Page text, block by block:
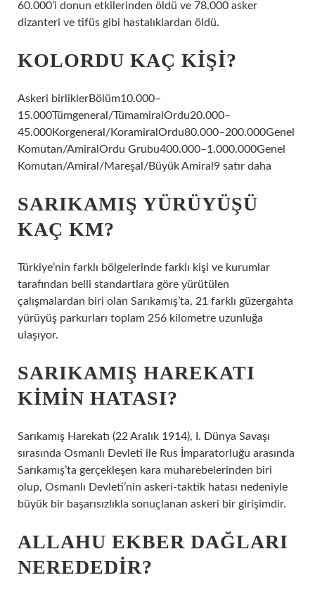
60.000’i donun etkilerinden öldü ve 78.000 asker
dizanteri ve tifüs gibi hastalıklardan öldü.
KOLORDU KAÇ KIŞI?
Askeri birliklerBölüm10.000–
15.000Tümgeneral/TümamiralOrdu20.000–
45.000Korgeneral/KoramiralOrdu80.000–200.000Genel
Komutan/AmiralOrdu Grubu400.000–1.000.000Genel
Komutan/Amiral/Mareşal/Büyük Amiral9 satır daha
SARIKAMIŞ YÜRÜYÜŞÜ
KAÇ KM?
Türkiye’nin farklı bölgelerinde farklı kişi ve kurumlar
tarafından belli standartlara göre yürütülen
çalışmalardan biri olan Sarıkamış’ta, 21 farklı güzergahta
yürüyüş parkurları toplam 256 kilometre uzunluğa
ulaşıyor.
SARIKAMIŞ HAREKATI
KIMIN HATASI?
Sarıkamış Harekatı (22 Aralık 1914), I. Dünya Savaşı
sırasında Osmanlı Devleti ile Rus İmparatorluğu arasında
Sarıkamış’ta gerçekleşen kara muharebelerinden biri
olup, Osmanlı Devleti’nin askeri-taktik hatası nedeniyle
büyük bir başarısızlıkla sonuçlanan askeri bir girişimdir.
ALLAHU EKBER DAĞLARI
NEREDEDIR?